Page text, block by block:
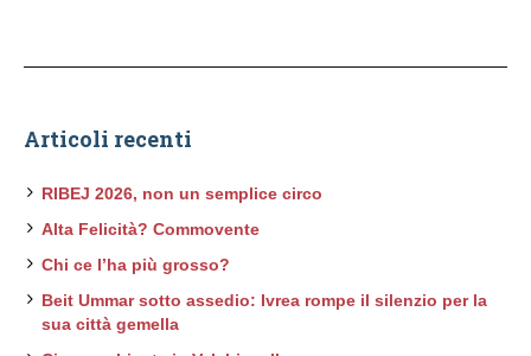
Articoli recenti
RIBEJ 2026, non un semplice circo
Alta Felicità? Commovente
Chi ce l’ha più grosso?
Beit Ummar sotto assedio: Ivrea rompe il silenzio per la
sua città gemella